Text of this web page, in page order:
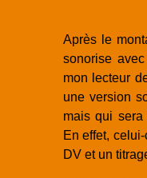
Après le
sonorise
mon lecteur
une version
mais qui sera
En effet,
DV et un